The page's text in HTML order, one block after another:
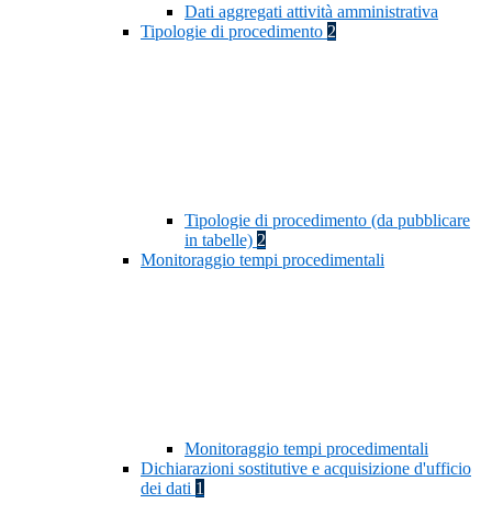
Dati aggregati attività amministrativa
Tipologie di procedimento 2
Tipologie di procedimento (da pubblicare
in tabelle) 2
Monitoraggio tempi procedimentali
Monitoraggio tempi procedimentali
Dichiarazioni sostitutive e acquisizione d'ufficio
dei dati 1